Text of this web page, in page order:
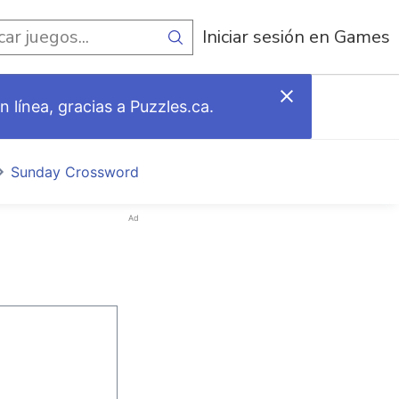
Iniciar sesión en Games
línea, gracias a Puzzles.ca.
Sunday Crossword
Ad